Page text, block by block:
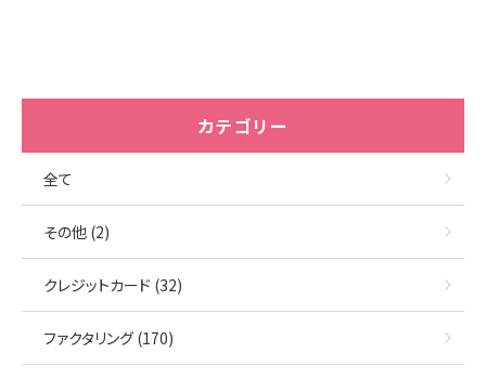
送
り
カテゴリー
全て
その他 (2)
クレジットカード (32)
ファクタリング (170)